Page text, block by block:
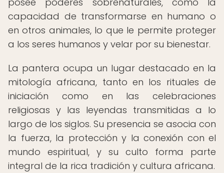
capacidad de transformarse en humano o
en otros animales, lo que le permite proteger
a los seres humanos y velar por su bienestar.
La pantera ocupa un lugar destacado en la
mitología africana, tanto en los rituales de
iniciación como en las celebraciones
religiosas y las leyendas transmitidas a lo
largo de los siglos. Su presencia se asocia con
la fuerza, la protección y la conexión con el
mundo espiritual, y su culto forma parte
integral de la rica tradición y cultura africana.